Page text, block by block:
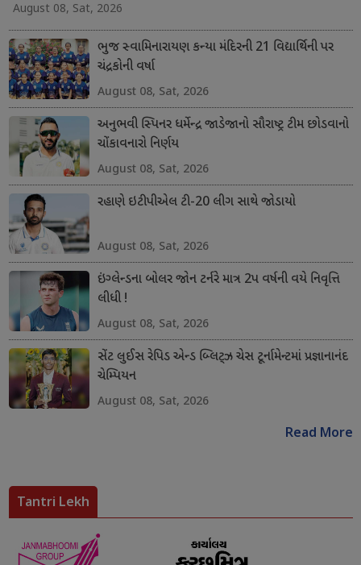
August 08, Sat, 2026
ભુજ સ્વામિનારાયણ કન્યા મંદિરની 21 વિદ્યાર્થિની પર
ચંદ્રકોની વર્ષા
August 08, Sat, 2026
અનુભવી સ્પિનર ધર્મેન્દ્ર જાડેજાનો સૌરાષ્ટ્ર ટીમ છોડવાનો
ચોંકાવનારો નિર્ણય
August 08, Sat, 2026
રહાણે ઇટીપીએલ ટી-20 લીગ સાથે જોડાયો
August 08, Sat, 2026
ઇંગ્લેન્ડના બોલર જોન ટર્નરે માત્ર 2પ વર્ષની વયે નિવૃત્તિ
લીધી !
August 08, Sat, 2026
સેંટ લુઈસ રેપિડ એન્ડ બ્લિટ્ઝ ચેસ ટૂર્નામેન્ટમાં પ્રજ્ઞાનાનંદ
ચેમ્પિયન
August 08, Sat, 2026
Read More
Tantri Lekh